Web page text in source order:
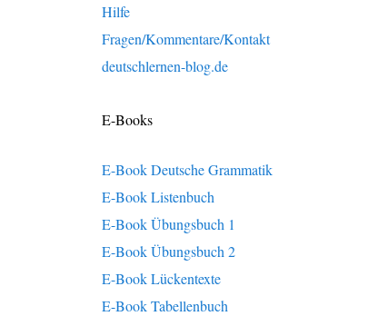
Hilfe
Fragen/Kommentare/Kontakt
deutschlernen-blog.de
E-Books
E-Book Deutsche Grammatik
E-Book Listenbuch
E-Book Übungsbuch 1
E-Book Übungsbuch 2
E-Book Lückentexte
E-Book Tabellenbuch